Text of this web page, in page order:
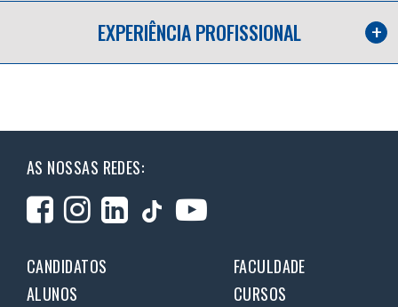
EXPERIÊNCIA PROFISSIONAL
AS NOSSAS REDES:
CANDIDATOS
FACULDADE
ALUNOS
CURSOS